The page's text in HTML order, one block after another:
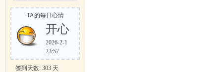
TA的每日心情
开心
2026-2-1
23:57
签到天数: 303 天